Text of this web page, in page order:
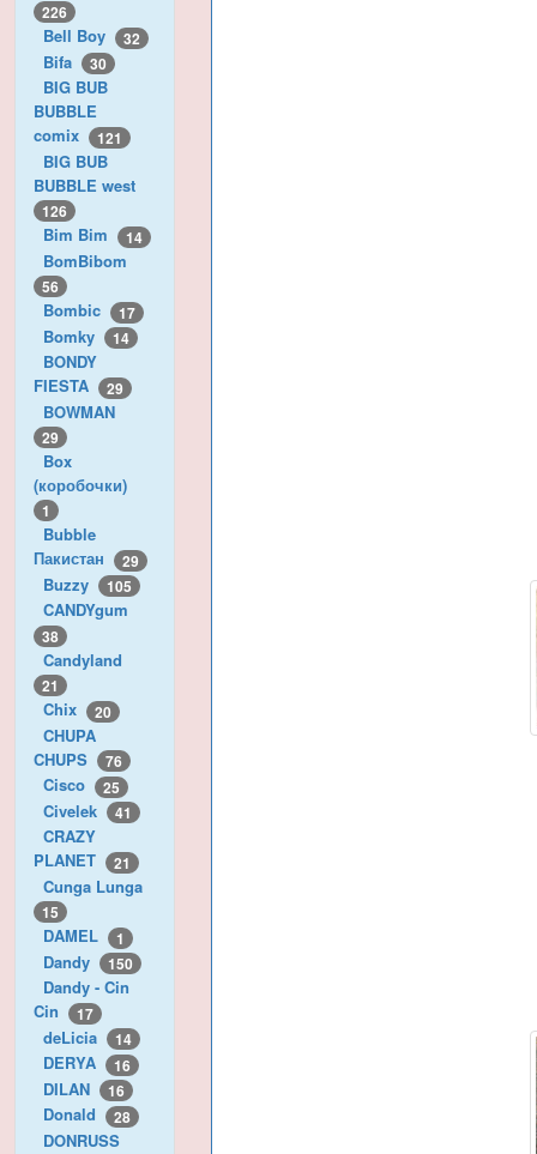
226
Bell Boy 32
Bifa 30
BIG BUB
BUBBLE
comix
121
BIG BUB
BUBBLE west
126
Bim Bim 14
BomBibom
56
Bombic 17
Bomky 14
BONDY
FIESTA
29
BOWMAN
29
Box
(коробочки)
1
Bubble
Пакистан
29
Buzzy 105
CANDYgum
38
Candyland
21
Chix 20
CHUPA
CHUPS
76
Cisco 25
Civelek 41
CRAZY
PLANET
21
Cunga Lunga
15
DAMEL 1
Dandy 150
Dandy - Cin
Cin
17
deLicia 14
DERYA 16
DILAN 16
Donald 28
DONRUSS